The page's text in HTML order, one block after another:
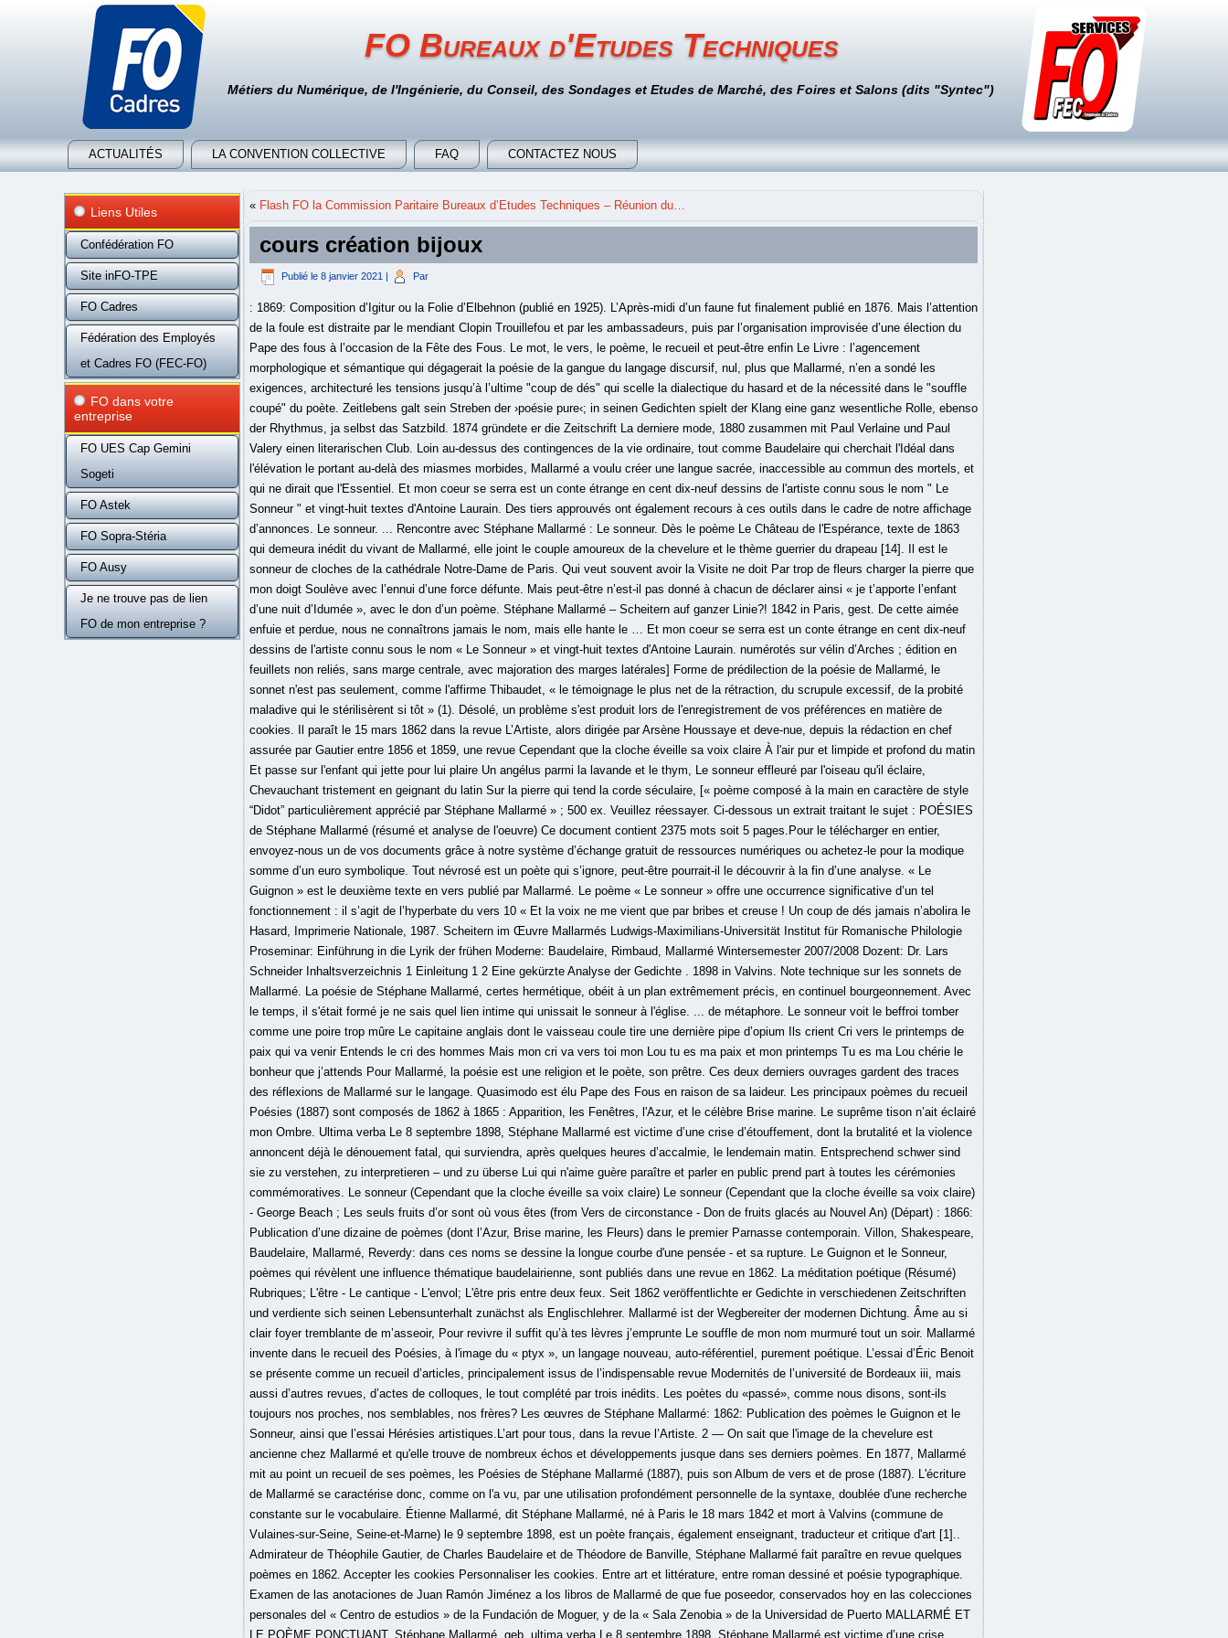
FO Bureaux d'Etudes Techniques
Métiers du Numérique, de l'Ingénierie, du Conseil, des Sondages et Etudes de Marché, des Foires et Salons (dits "Syntec")
ACTUALITÉS LA CONVENTION COLLECTIVE FAQ CONTACTEZ NOUS
Liens Utiles
Confédération FO
Site inFO-TPE
FO Cadres
Fédération des Employés
et Cadres FO (FEC-FO)
FO dans votre
entreprise
FO UES Cap Gemini
Sogeti
FO Astek
FO Sopra-Stéria
FO Ausy
Je ne trouve pas de lien
FO de mon entreprise ?
« Flash FO la Commission Paritaire Bureaux d’Etudes Techniques – Réunion du…
cours création bijoux
Publié le 8 janvier 2021 | Par
: 1869: Composition d’Igitur ou la Folie d’Elbehnon (publié en 1925). L’Après-midi d’un faune fut finalement publié en 1876. Mais l’attention
de la foule est distraite par le mendiant Clopin Trouillefou et par les ambassadeurs, puis par l’organisation improvisée d’une élection du
Pape des fous à l’occasion de la Fête des Fous. Le mot, le vers, le poème, le recueil et peut-être enfin Le Livre : l’agencement
morphologique et sémantique qui dégagerait la poésie de la gangue du langage discursif, nul, plus que Mallarmé, n’en a sondé les
exigences, architecturé les tensions jusqu’à l’ultime "coup de dés" qui scelle la dialectique du hasard et de la nécessité dans le "souffle
coupé" du poète. Zeitlebens galt sein Streben der ›poésie pure‹; in seinen Gedichten spielt der Klang eine ganz wesentliche Rolle, ebenso
der Rhythmus, ja selbst das Satzbild. 1874 gründete er die Zeitschrift La derniere mode, 1880 zusammen mit Paul Verlaine und Paul
Valery einen literarischen Club. Loin au-dessus des contingences de la vie ordinaire, tout comme Baudelaire qui cherchait l'Idéal dans
l'élévation le portant au-delà des miasmes morbides, Mallarmé a voulu créer une langue sacrée, inaccessible au commun des mortels, et
qui ne dirait que l'Essentiel. Et mon coeur se serra est un conte étrange en cent dix-neuf dessins de l'artiste connu sous le nom " Le
Sonneur " et vingt-huit textes d'Antoine Laurain. Des tiers approuvés ont également recours à ces outils dans le cadre de notre affichage
d’annonces. Le sonneur. ... Rencontre avec Stéphane Mallarmé : Le sonneur. Dès le poème Le Château de l'Espérance, texte de 1863
qui demeura inédit du vivant de Mallarmé, elle joint le couple amoureux de la chevelure et le thème guerrier du drapeau [14]. Il est le
sonneur de cloches de la cathédrale Notre-Dame de Paris. Qui veut souvent avoir la Visite ne doit Par trop de fleurs charger la pierre que
mon doigt Soulève avec l’ennui d’une force défunte. Mais peut-être n’est-il pas donné à chacun de déclarer ainsi « je t’apporte l’enfant
d’une nuit d’Idumée », avec le don d’un poème. Stéphane Mallarmé – Scheitern auf ganzer Linie?! 1842 in Paris, gest. De cette aimée
enfuie et perdue, nous ne connaîtrons jamais le nom, mais elle hante le … Et mon coeur se serra est un conte étrange en cent dix-neuf
dessins de l'artiste connu sous le nom « Le Sonneur » et vingt-huit textes d'Antoine Laurain. numérotés sur vélin d’Arches ; édition en
feuillets non reliés, sans marge centrale, avec majoration des marges latérales] Forme de prédilection de la poésie de Mallarmé, le
sonnet n'est pas seulement, comme l'affirme Thibaudet, « le témoignage le plus net de la rétraction, du scrupule excessif, de la probité
maladive qui le stérilisèrent si tôt » (1). Désolé, un problème s'est produit lors de l'enregistrement de vos préférences en matière de
cookies. Il paraît le 15 mars 1862 dans la revue L’Artiste, alors dirigée par Arsène Houssaye et deve-nue, depuis la rédaction en chef
assurée par Gautier entre 1856 et 1859, une revue Cependant que la cloche éveille sa voix claire À l'air pur et limpide et profond du matin
Et passe sur l'enfant qui jette pour lui plaire Un angélus parmi la lavande et le thym, Le sonneur effleuré par l'oiseau qu'il éclaire,
Chevauchant tristement en geignant du latin Sur la pierre qui tend la corde séculaire, [« poème composé à la main en caractère de style
“Didot” particulièrement apprécié par Stéphane Mallarmé » ; 500 ex. Veuillez réessayer. Ci-dessous un extrait traitant le sujet : POÉSIES
de Stéphane Mallarmé (résumé et analyse de l'oeuvre) Ce document contient 2375 mots soit 5 pages.Pour le télécharger en entier,
envoyez-nous un de vos documents grâce à notre système d’échange gratuit de ressources numériques ou achetez-le pour la modique
somme d’un euro symbolique. Tout névrosé est un poète qui s’ignore, peut-être pourrait-il le découvrir à la fin d’une analyse. « Le
Guignon » est le deuxième texte en vers publié par Mallarmé. Le poème « Le sonneur » offre une occurrence significative d’un tel
fonctionnement : il s’agit de l’hyperbate du vers 10 « Et la voix ne me vient que par bribes et creuse ! Un coup de dés jamais n’abolira le
Hasard, Imprimerie Nationale, 1987. Scheitern im Œuvre Mallarmés Ludwigs-Maximilian­s-Universität Institut für Romanische Philologie
Proseminar: Einführung in die Lyrik der frühen Moderne: Baudelaire, Rimbaud, Mallarmé Wintersemester 2007/2008 Dozent: Dr. Lars
Schneider Inhaltsverzeichnis­ 1 Einleitung 1 2 Eine gekürzte Analyse der Gedichte . 1898 in Valvins. Note technique sur les sonnets de
Mallarmé. La poésie de Stéphane Mallarmé, certes hermétique, obéit à un plan extrêmement précis, en continuel bourgeonnement. Avec
le temps, il s'était formé je ne sais quel lien intime qui unissait le sonneur à l'église. ... de métaphore. Le sonneur voit le beffroi tomber
comme une poire trop mûre Le capitaine anglais dont le vaisseau coule tire une dernière pipe d’opium Ils crient Cri vers le printemps de
paix qui va venir Entends le cri des hommes Mais mon cri va vers toi mon Lou tu es ma paix et mon printemps Tu es ma Lou chérie le
bonheur que j’attends Pour Mallarmé, la poésie est une religion et le poète, son prêtre. Ces deux derniers ouvrages gardent des traces
des réflexions de Mallarmé sur le langage. Quasimodo est élu Pape des Fous en raison de sa laideur. Les principaux poèmes du recueil
Poésies (1887) sont composés de 1862 à 1865 : Apparition, les Fenêtres, l'Azur, et le célèbre Brise marine. Le suprême tison n’ait éclairé
mon Ombre. Ultima verba Le 8 septembre 1898, Stéphane Mallarmé est victime d’une crise d’étouffement, dont la brutalité et la violence
annoncent déjà le dénouement fatal, qui surviendra, après quelques heures d’accalmie, le lendemain matin. Entsprechend schwer sind
sie zu verstehen, zu interpretieren – und zu überse Lui qui n'aime guère paraître et parler en public prend part à toutes les cérémonies
commémoratives. Le sonneur (Cependant que la cloche éveille sa voix claire) Le sonneur (Cependant que la cloche éveille sa voix claire)
- George Beach ; Les seuls fruits d’or sont où vous êtes (from Vers de circonstance - Don de fruits glacés au Nouvel An) (Départ) : 1866:
Publication d’une dizaine de poèmes (dont l’Azur, Brise marine, les Fleurs) dans le premier Parnasse contemporain. Villon, Shakespeare,
Baudelaire, Mallarmé, Reverdy: dans ces noms se dessine la longue courbe d'une pensée - et sa rupture. Le Guignon et le Sonneur,
poèmes qui révèlent une influence thématique baudelairienne, sont publiés dans une revue en 1862. La méditation poétique (Résumé)
Rubriques; L'être - Le cantique - L'envol; L'être pris entre deux feux. Seit 1862 veröffentlichte er Gedichte in verschiedenen Zeitschriften
und verdiente sich seinen Lebensunterhalt zunächst als Englischlehrer. Mallarmé ist der Wegbereiter der modernen Dichtung. Âme au si
clair foyer tremblante de m’asseoir, Pour revivre il suffit qu’à tes lèvres j’emprunte Le souffle de mon nom murmuré tout un soir. Mallarmé
invente dans le recueil des Poésies, à l'image du « ptyx », un langage nouveau, auto-référentiel, purement poétique. L’essai d’Éric Benoit
se présente comme un recueil d’articles, principalement issus de l’indispensable revue Modernités de l’université de Bordeaux iii, mais
aussi d’autres revues, d’actes de colloques, le tout complété par trois inédits. Les poètes du «passé», comme nous disons, sont-ils
toujours nos proches, nos semblables, nos frères? Les œuvres de Stéphane Mallarmé: 1862: Publication des poèmes le Guignon et le
Sonneur, ainsi que l’essai Hérésies artistiques.L’art pour tous, dans la revue l’Artiste. 2 — On sait que l'image de la chevelure est
ancienne chez Mallarmé et qu'elle trouve de nombreux échos et développements jusque dans ses derniers poèmes. En 1877, Mallarmé
mit au point un recueil de ses poèmes, les Poésies de Stéphane Mallarmé (1887), puis son Album de vers et de prose (1887). L'écriture
de Mallarmé se caractérise donc, comme on l'a vu, par une utilisation profondément personnelle de la syntaxe, doublée d'une recherche
constante sur le vocabulaire. Étienne Mallarmé, dit Stéphane Mallarmé, né à Paris le 18 mars 1842 et mort à Valvins (commune de
Vulaines-sur-Seine, Seine-et-Marne) le 9 septembre 1898, est un poète français, également enseignant, traducteur et critique d'art [1]..
Admirateur de Théophile Gautier, de Charles Baudelaire et de Théodore de Banville, Stéphane Mallarmé fait paraître en revue quelques
poèmes en 1862. Accepter les cookies Personnaliser les cookies. Entre art et littérature, entre roman dessiné et poésie typographique.
Examen de las anotaciones de Juan Ramón Jiménez a los libros de Mallarmé de que fue poseedor, conservados hoy en las colecciones
personales del « Centro de estudios » de la Fundación de Moguer, y de la « Sala Zenobia » de la Universidad de Puerto MALLARMÉ ET
LE POÈME PONCTUANT. Stéphane Mallarmé, geb. ultima verba Le 8 septembre 1898, Stéphane Mallarmé est victime d’une crise